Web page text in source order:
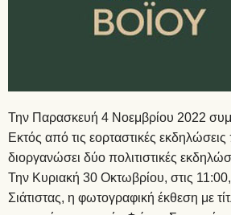
Την Παρασκευή 4 Νοεμβρίου 2022
Εκτός από τις εορταστικές
διοργανώσει δύο πολιτιστικές
Την Κυριακή 30 Οκτωβρίου, στις
Σιάτιστας, η φωτογραφική έκθεση